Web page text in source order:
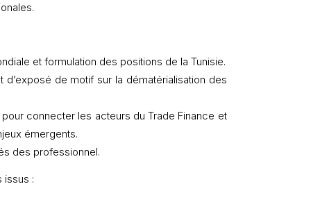
et formulation des positions de la Tunisie.
d’exposé de motif sur la dématérialisation des
connecter les acteurs du Trade Finance et
émergents.
des professionnel.
issus :